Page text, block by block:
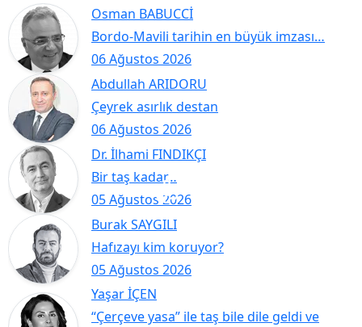
Osman BABUCCİ
06 Ağustos 2026
Bordo-Mavili tarihin en büyük imzası…
Abdullah ARIDORU
06 Ağustos 2026
Çeyrek asırlık destan
Dr. İlhami FINDIKÇI
05 Ağustos 2026
Bir taş kadar…
Burak SAYGILI
05 Ağustos 2026
Hafızayı kim koruyor?
Yaşar İÇEN
“Çerçeve yasa” ile taş bile dile geldi ve